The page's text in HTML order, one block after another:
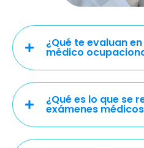
¿Qué te evaluan
médico
¿Qué es lo que se
exámenes